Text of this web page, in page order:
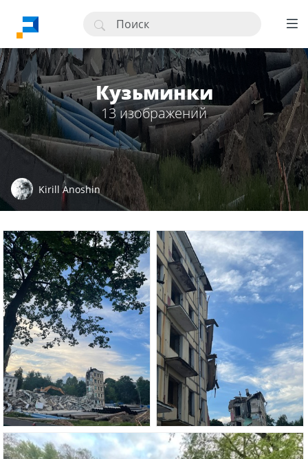
Кузьминки
13 изображений
Kirill Anoshin